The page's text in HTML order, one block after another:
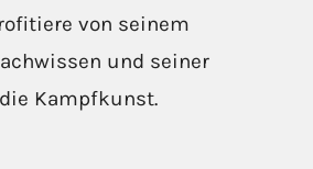
von seinem
und seiner
Kampfkunst.